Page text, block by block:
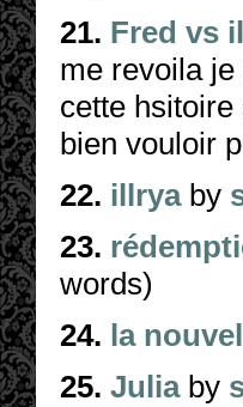
21. Fred vs
me revoila
cette
bien vouloir
22. illrya by
23.
words)
24. la
25. Julia by